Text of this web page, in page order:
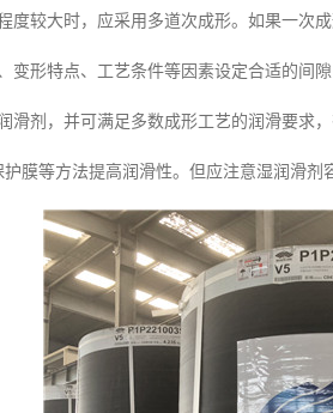
度较大时，应采用多道次成形。如果一次
变形特点、工艺条件等因素设定合适的间
滑剂，并可满足多数成形工艺的润滑要求
膜等方法提高润滑性。但应注意湿润滑